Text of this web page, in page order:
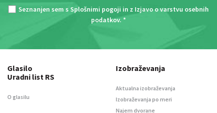
Seznanjen sem s Splošnimi pogoji in z Izjavo o varstvu osebnih
podatkov. *
Glasilo
Uradni list RS
O glasilu
Izobraževanja
Aktualna izobraževanja
Izobraževanja po meri
Najem dvorane